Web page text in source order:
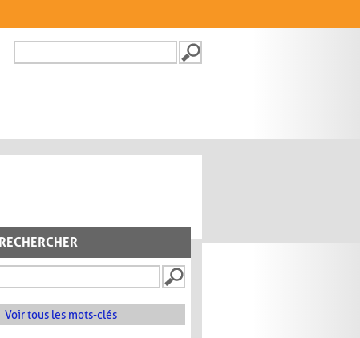
FORMULAIRE DE
RECHERCHER
Voir tous les mots-clés